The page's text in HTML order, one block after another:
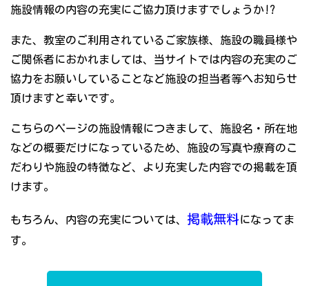
施設情報の内容の充実にご協力頂けますでしょうか!?
また、教室のご利用されているご家族様、施設の職員様や
ご関係者におかれましては、当サイトでは内容の充実のご
協力をお願いしていることなど施設の担当者等へお知らせ
頂けますと幸いです。
こちらのページの施設情報につきまして、施設名・所在地
などの概要だけになっているため、施設の写真や療育のこ
だわりや施設の特徴など、より充実した内容での掲載を頂
けます。
もちろん、内容の充実については、 掲載無料になってま
す。